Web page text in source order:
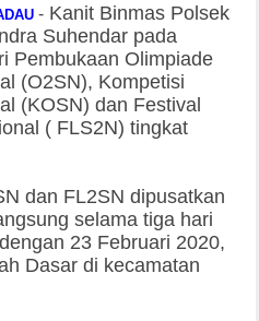
- Kanit Binmas Polsek
Suhendar pada
Pembukaan Olimpiade
(O2SN), Kompetisi
(KOSN) dan Festival
( FLS2N) tingkat
dan FL2SN dipusatkan
selama tiga hari
23 Februari 2020,
Dasar di kecamatan